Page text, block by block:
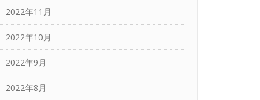
2022年11月
2022年10月
2022年9月
2022年8月